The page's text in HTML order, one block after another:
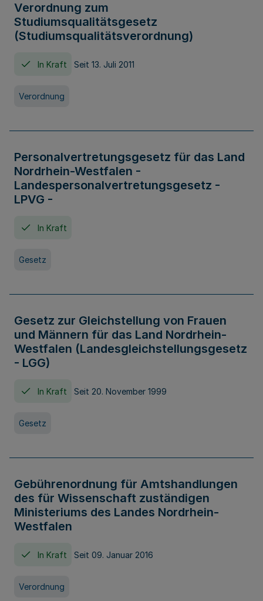
Verordnung zum
Studiumsqualitätsgesetz
(Studiumsqualitätsverordnung)
In Kraft Seit 13. Juli 2011
Verordnung
Personalvertretungsgesetz für das Land
Nordrhein-Westfalen -
Landespersonalvertretungsgesetz -
LPVG -
In Kraft
Gesetz
Gesetz zur Gleichstellung von Frauen
und Männern für das Land Nordrhein-
Westfalen (Landesgleichstellungsgesetz
- LGG)
In Kraft Seit 20. November 1999
Gesetz
Gebührenordnung für Amtshandlungen
des für Wissenschaft zuständigen
Ministeriums des Landes Nordrhein-
Westfalen
In Kraft Seit 09. Januar 2016
Verordnung